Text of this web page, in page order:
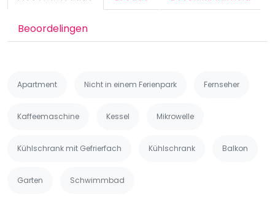
Beoordelingen
Apartment Nicht in einem Ferienpark Fernseher
Kaffeemaschine Kessel Mikrowelle
Kühlschrank mit Gefrierfach Kühlschrank Balkon
Garten Schwimmbad